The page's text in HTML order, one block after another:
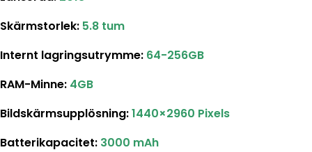
Skärmstorlek: 5.8 tum
Internt lagringsutrymme: 64-256GB
RAM-Minne: 4GB
Bildskärmsupplösning:1440×2960 Pixels
Batterikapacitet: 3000 mAh